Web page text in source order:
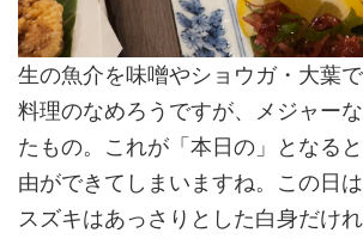
生の魚介を味噌やショウガ・大葉
料理のなめろうですが、メジャー
たもの。これが「本日の」となる
由ができてしまいますね。この日は
スズキはあっさりとした白身だけ